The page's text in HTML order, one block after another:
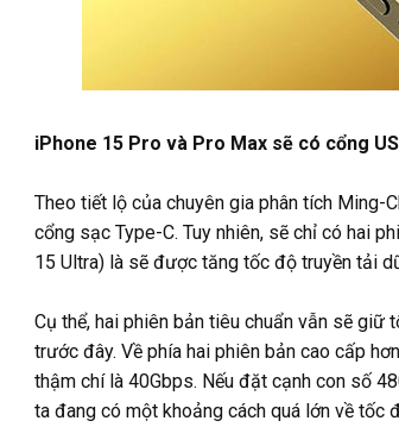
iPhone 15 Pro và Pro Max sẽ có cổng
Theo tiết lộ của chuyên gia phân tích
cổng sạc Type-C. Tuy nhiên, sẽ chỉ có hai
15 Ultra) là sẽ được tăng tốc độ truyền tải
Cụ thể, hai phiên bản tiêu chuẩn vẫn sẽ
trước đây. Về phía hai phiên bản cao cấp
thậm chí là 40Gbps. Nếu đặt cạnh con số
ta đang có một khoảng cách quá lớn về tốc